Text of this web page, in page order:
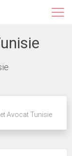
Avocat Tunisie